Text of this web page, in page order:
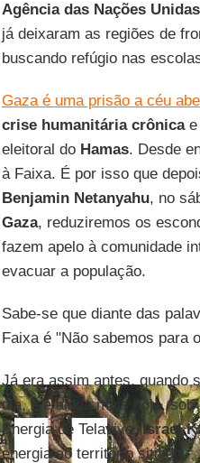
Agência das Nações Unidas
já deixaram as regiões de
buscando refúgio nas
Gaza é uma prisão a céu
crise humanitária crônicae
eleitoral do Hamas. Desde
à Faixa. É por isso que
Benjamin Netanyahu, no
Gaza, reduziremos os
fazem apelo à comunidade
evacuar a população.
Sabe-se que diante das
Faixa é "Não sabemos para
Já era assim antes, quando
dia, e é ainda mais hoje,
Energia de Telavive,Israel
energia ao território sitiado.